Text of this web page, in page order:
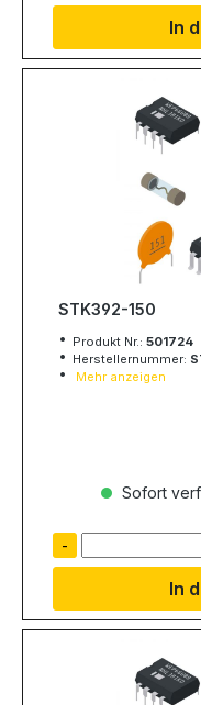
In
STK392-150
Produkt Nr.: 501724
Herstellernummer:
Mehr anzeigen
Sofort
-
In